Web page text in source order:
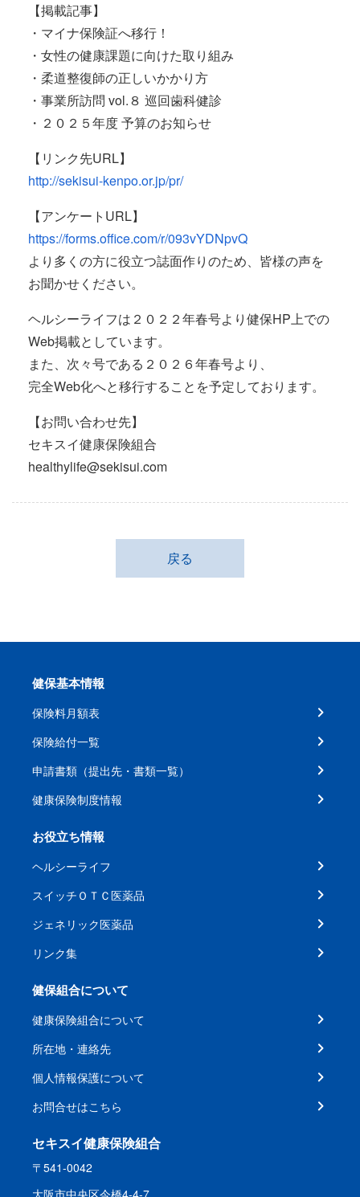
【掲載記事】
・マイナ保険証へ移行！
・女性の健康課題に向けた取り組み
・柔道整復師の正しいかかり方
・事業所訪問 vol.８ 巡回歯科健診
・２０２５年度 予算のお知らせ
【リンク先URL】
http://sekisui-kenpo.or.jp/pr/
【アンケートURL】
https://forms.office.com/r/093vYDNpvQ
より多くの方に役立つ誌面作りのため、皆様の声を
お聞かせください。
ヘルシーライフは２０２２年春号より健保HP上での
Web掲載としています。
また、次々号である２０２６年春号より、
完全Web化へと移行することを予定しております。
【お問い合わせ先】
セキスイ健康保険組合
healthylife@sekisui.com
戻る
健保基本情報
保険料月額表
保険給付一覧
申請書類（提出先・書類一覧）
健康保険制度情報
お役立ち情報
ヘルシーライフ
スイッチＯＴＣ医薬品
ジェネリック医薬品
リンク集
健保組合について
健康保険組合について
所在地・連絡先
個人情報保護について
お問合せはこちら
セキスイ健康保険組合
〒541-0042
大阪市中央区今橋4-4-7